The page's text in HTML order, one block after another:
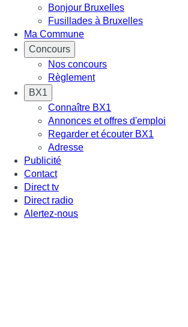
Bonjour Bruxelles
Fusillades à Bruxelles
Ma Commune
Concours
Nos concours
Règlement
BX1
Connaître BX1
Annonces et offres d'emploi
Regarder et écouter BX1
Adresse
Publicité
Contact
Direct tv
Direct radio
Alertez-nous